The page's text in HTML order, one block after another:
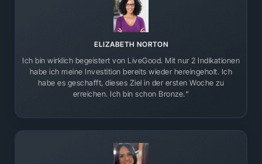
ELIZABETH NORTON
Ich bin wirklich begeistert von LiveGood. Mit nur 2 Indikationen
habe ich meine Investition bereits wieder hereingeholt. Ich
habe es geschafft, dieses Ziel in der ersten Woche zu
erreichen. Ich bin schon Bronze.“